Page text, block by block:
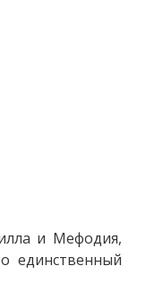
и Мефодия,
единственный